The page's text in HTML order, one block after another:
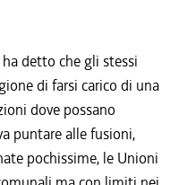
detto che gli stessi
di farsi carico di una
dove possano
puntare alle fusioni,
pochissime, le Unioni